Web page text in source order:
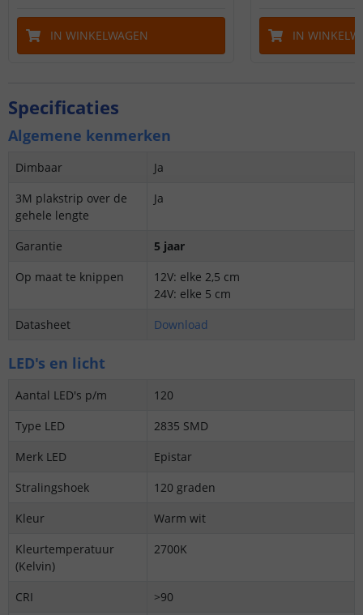
IN WINKELWAGEN IN
Specificaties
Algemene kenmerken
Dimbaar
Ja
3M plakstrip over de
gehele lengte
Ja
Garantie
5 jaar
Op maat te knippen
12V: elke 2,5 cm
24V: elke 5 cm
Datasheet
Download
LED's en licht
Aantal LED's p/m
120
Type LED
2835 SMD
Merk LED
Epistar
Stralingshoek
120 graden
Kleur
Warm wit
Kleurtemperatuur
(Kelvin)
2700K
CRI
>90